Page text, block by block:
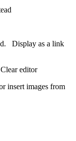
Display as a link
Clear editor
insert images from